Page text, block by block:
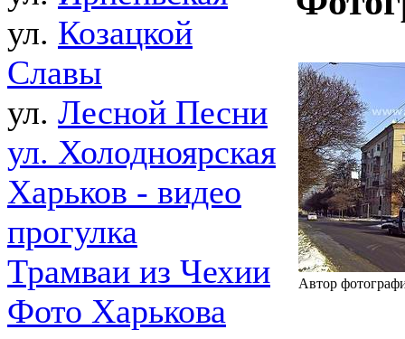
ул. Козацкой
Славы
ул. Лесной Песни
ул. Холодноярская
Харьков - видео
прогулка
Трамваи из Чехии
Фото Харькова
Автор